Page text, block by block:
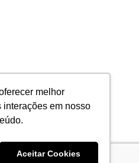
melhor
em nosso
Aceitar Cookies